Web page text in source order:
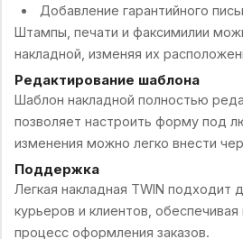
Добавление гарантийного
Штампы, печати и факсимилии
накладной, изменяя их
Редактирование шаблона
Шаблон накладной полностью
позволяет настроить форму под
изменения можно легко внести
Поддержка
Легкая накладная TWIN подходит
курьеров и клиентов,
процесс оформления заказов.